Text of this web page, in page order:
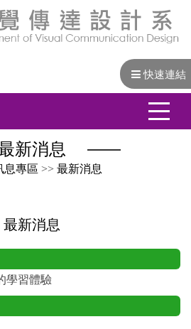
新消息
息專區 >> 最新消息
最新消息
學習體驗
快速連結